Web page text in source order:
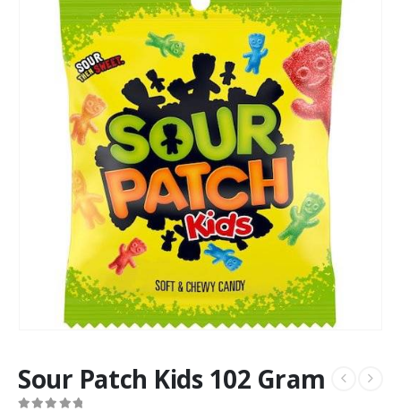
Sour Patch Kids 102 Gram